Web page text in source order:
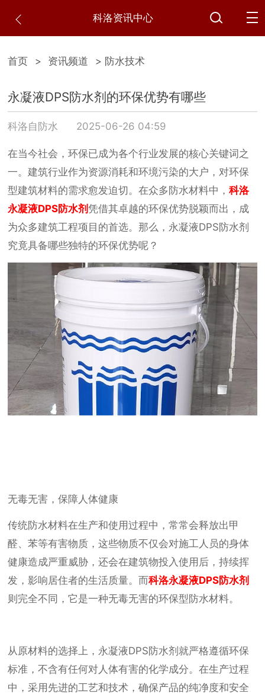
科洛资讯中心
首页 > 资讯频道 > 防水技术
永凝液DPS防水剂的环保优势有哪些
科洛自防水 2025-06-26 04:59
在当今社会，环保已成为各个行业发展的核心关键词之
一。建筑行业作为资源消耗和环境污染的大户，对环保
型建筑材料的需求愈发迫切。在众多防水材料中，科洛
永凝液DPS防水剂凭借其卓越的环保优势脱颖而出，成
为众多建筑工程项目的首选。那么，永凝液DPS防水剂
究竟具备哪些独特的环保优势呢？
无毒无害，保障人体健康
传统防水材料在生产和使用过程中，常常会释放出甲
醛、苯等有害物质，这些物质不仅会对施工人员的身体
健康造成严重威胁，还会在建筑物投入使用后，持续挥
发，影响居住者的生活质量。而科洛永凝液DPS防水剂
则完全不同，它是一种无毒无害的环保型防水材料。
从原材料的选择上，永凝液DPS防水剂就严格遵循环保
标准，不含有任何对人体有害的化学成分。在生产过程
中，采用先进的工艺和技术，确保产品的纯净度和安全